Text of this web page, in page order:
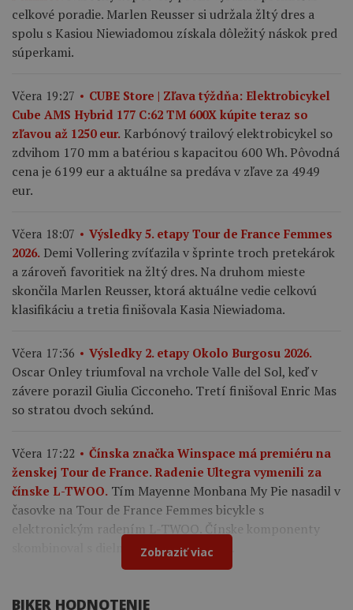
celkové poradie. Marlen Reusser si udržala žltý dres a
spolu s Kasiou Niewiadomou získala dôležitý náskok pred
súperkami.
Včera 19:27
CUBE Store | Zľava týždňa: Elektrobicykel
Cube AMS Hybrid 177 C:62 TM 600X kúpite teraz so
zľavou až 1250 eur. Karbónový trailový elektrobicykel so
zdvihom 170 mm a batériou s kapacitou 600 Wh. Pôvodná
cena je 6199 eur a aktuálne sa predáva v zľave za 4949
eur.
Včera 18:07
Výsledky 5. etapy Tour de France Femmes
2026. Demi Vollering zvíťazila v šprinte troch pretekárok
a zároveň favoritiek na žltý dres. Na druhom mieste
skončila Marlen Reusser, ktorá aktuálne vedie celkovú
klasifikáciu a tretia finišovala Kasia Niewiadoma.
Včera 17:36 Výsledky 2. etapy Okolo Burgosu 2026.
Oscar Onley triumfoval na vrchole Valle del Sol, keď v
závere porazil Giulia Cicconeho. Tretí finišoval Enric Mas
so stratou dvoch sekúnd.
Včera 17:22
Čínska značka Winspace má premiéru na
ženskej Tour de France. Radenie Ultegra vymenili za
čínske L-TWOO. Tím Mayenne Monbana My Pie nasadil v
časovke na Tour de France Femmes bicykle s
elektronickým radením L-TWOO. Čínske komponenty
skombinoval s dielmi Shimano a Cybrei.
Zobraziť viac
BIKER HODNOTENIE